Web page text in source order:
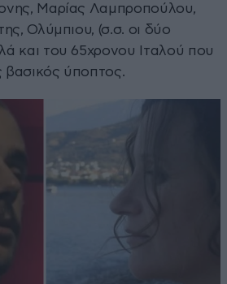
Μαρίας Λαμπροπούλου,
Ολύμπιου, (σ.σ. οι δύο
και του 65χρονου Ιταλού που
βασικός ύποπτος.